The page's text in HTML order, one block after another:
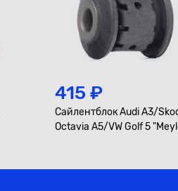
415 ₽
Сайлентблок Audi A3/
Octavia A5/VW Golf 5